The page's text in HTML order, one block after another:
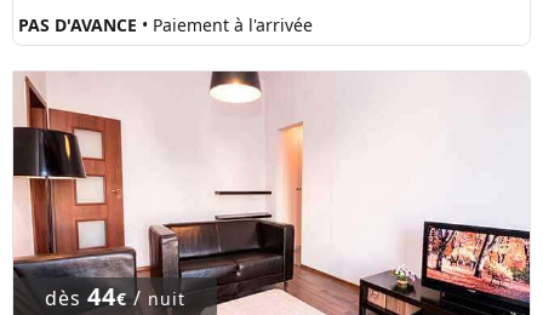
PAS D'AVANCE • Paiement à l'arrivée
dès 44€/ nuit